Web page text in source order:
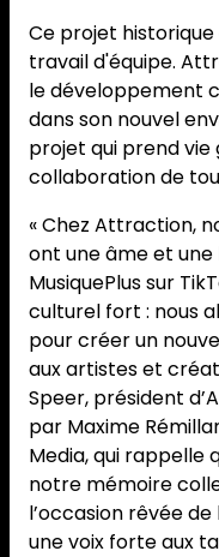
Ce projet
travail d'équipe.
le développement
dans son nouvel
projet qui prend
collaboration de
« Chez Attraction,
ont une âme et
MusiquePlus sur
culturel fort : nous
pour créer un
aux artistes et
Speer, président
par Maxime
Media, qui rappelle
notre mémoire
l’occasion rêvée
une voix forte aux